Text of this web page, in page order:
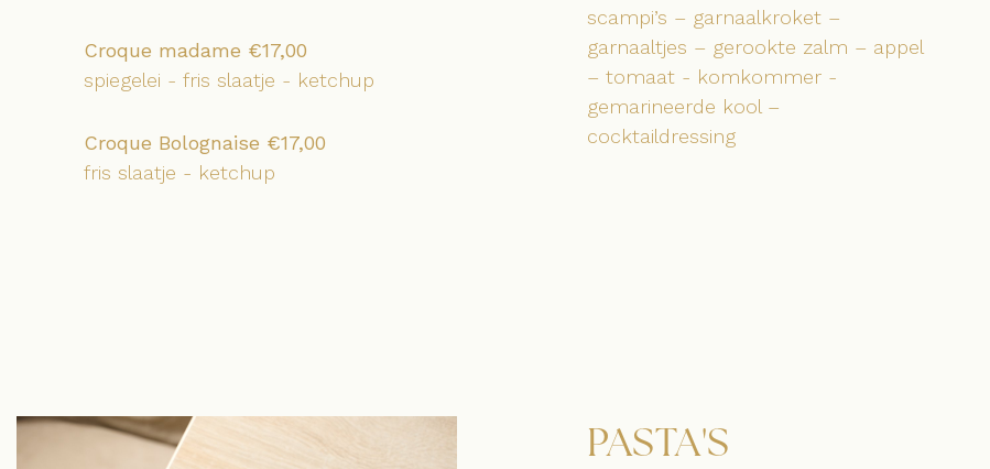
Croque madame €17,00
spiegelei - fris slaatje - ketchup
Croque Bolognaise €17,00
fris slaatje - ketchup
scampi’s – garnaalkroket –
garnaaltjes – gerookte zalm – appel
– tomaat - komkommer -
gemarineerde kool –
cocktaildressing
PASTA'S